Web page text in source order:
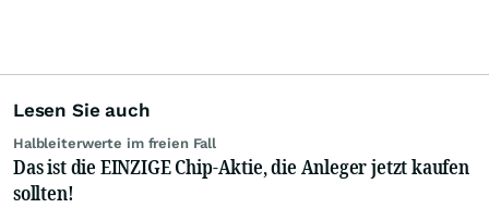
Lesen Sie auch
Halbleiterwerte im freien Fall
Das ist die EINZIGE Chip-Aktie, die Anleger jetzt kaufen
sollten!